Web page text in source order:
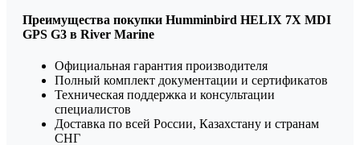
Преимущества покупки Humminbird HELIX 7X MDI
GPS G3 в River Marine
Официальная гарантия производителя
Полный комплект документации и сертификатов
Техническая поддержка и консультации
специалистов
Доставка по всей России, Казахстану и странам
СНГ